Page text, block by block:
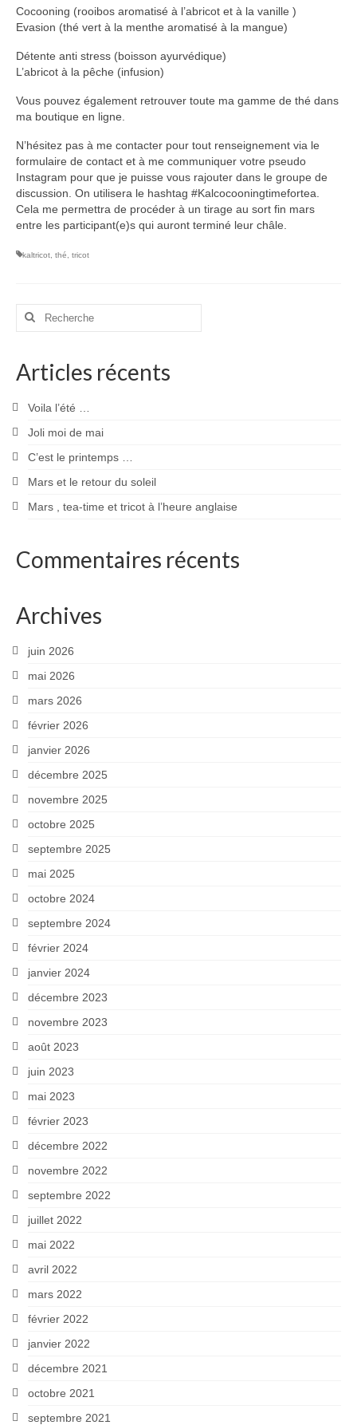
Cocooning (rooibos aromatisé à l’abricot et à la vanille )
Evasion (thé vert à la menthe aromatisé à la mangue)
Détente anti stress (boisson ayurvédique)
L’abricot à la pêche (infusion)
Vous pouvez également retrouver toute ma gamme de thé dans
ma boutique en ligne.
N’hésitez pas à me contacter pour tout renseignement via le
formulaire de contact et à me communiquer votre pseudo
Instagram pour que je puisse vous rajouter dans le groupe de
discussion. On utilisera le hashtag #Kalcocooningtimefortea.
Cela me permettra de procéder à un tirage au sort fin mars
entre les participant(e)s qui auront terminé leur châle.
kaltricot thé tricot
Rechercher
Articles récents
Voila l’été …
Joli moi de mai
C’est le printemps …
Mars et le retour du soleil
Mars , tea-time et tricot à l’heure anglaise
Commentaires récents
Archives
juin 2026
mai 2026
mars 2026
février 2026
janvier 2026
décembre 2025
novembre 2025
octobre 2025
septembre 2025
mai 2025
octobre 2024
septembre 2024
février 2024
janvier 2024
décembre 2023
novembre 2023
août 2023
juin 2023
mai 2023
février 2023
décembre 2022
novembre 2022
septembre 2022
juillet 2022
mai 2022
avril 2022
mars 2022
février 2022
janvier 2022
décembre 2021
octobre 2021
septembre 2021